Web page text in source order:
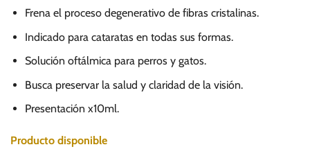
Frena el proceso degenerativo de fibras cristalinas.
Indicado para cataratas en todas sus formas.
Solución oftálmica para perros y gatos.
Busca preservar la salud y claridad de la visión.
Presentación x10ml.
Producto disponible